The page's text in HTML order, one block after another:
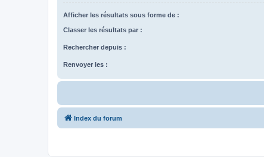
Afficher les résultats sous forme de :
Classer les résultats par :
Rechercher depuis :
Renvoyer les :
Index du forum